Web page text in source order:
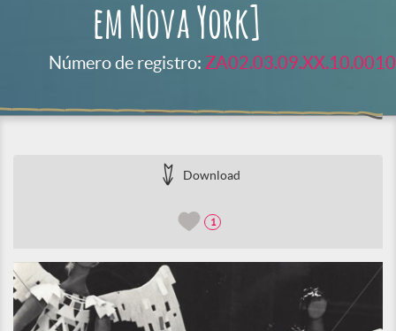
em Nova York]
Número de registro: ZA02.03.09.XX.10.0010
Download
1